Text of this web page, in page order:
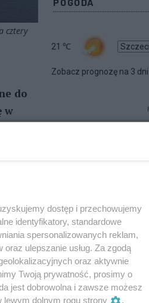
cztery
do
w
i
21 ℃
Zobacz prognozę na 3 dni
dostęp i przechowujemy
identyfikatory, standardowe
spersonalizowanych reklam,
ulepszanie usług. Za zgodą
oraz aktywnie
Twoją prywatność, prosimy o
jest dobrowolna i zawsze możesz
lewym dolnym rogu strony